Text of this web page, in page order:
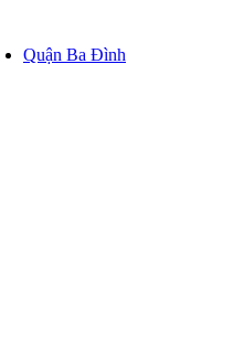
Quận Ba Đình